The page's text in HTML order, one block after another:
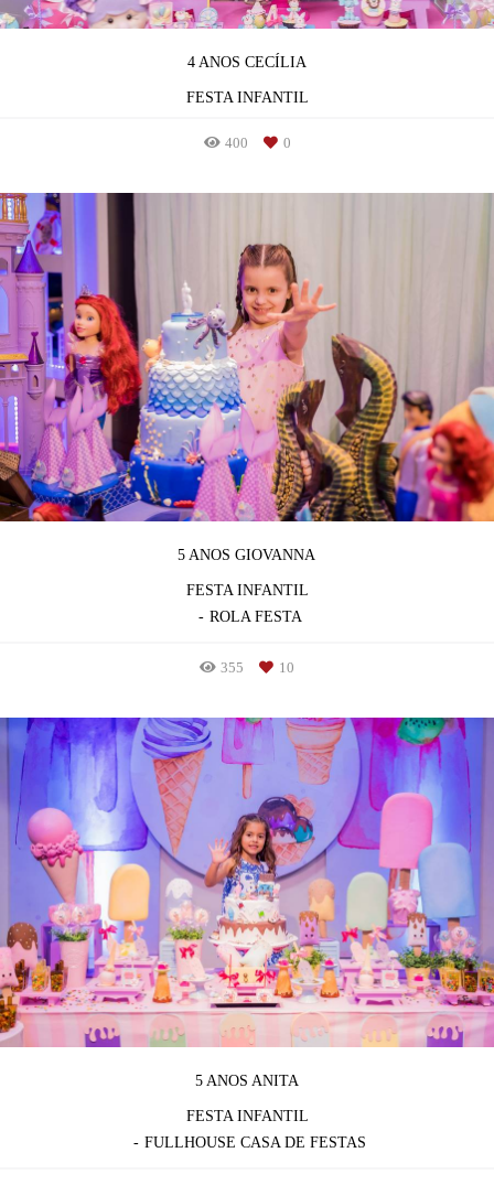
4 ANOS CECÍLIA
FESTA INFANTIL
400 0
5 ANOS GIOVANNA
FESTA INFANTIL
ROLA FESTA
355 10
5 ANOS ANITA
FESTA INFANTIL
FULLHOUSE CASA DE FESTAS